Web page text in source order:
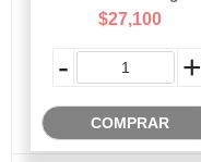
$27,100
- +
COMPRAR